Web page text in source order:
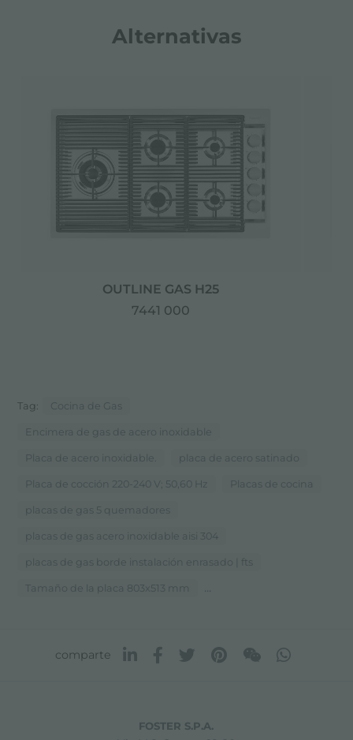
Alternativas
OUTLINE GAS H25
7441 000
Tag: Cocina de Gas
Encimera de gas de acero inoxidable
Placa de acero inoxidable. placa de acero satinado
Placa de cocción 220-240 V; 50,60 Hz Placas de cocina
placas de gas 5 quemadores
placas de gas acero inoxidable aisi 304
placas de gas borde instalación enrasado | fts
Tamaño de la placa 803x513 mm
comparte
FOSTER S.P.A.